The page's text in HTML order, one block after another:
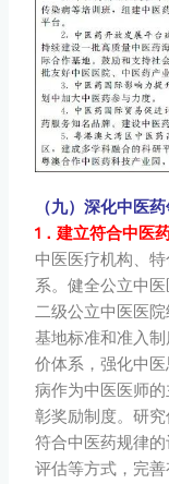
（九）深化中医药
1．建立符合中医
中医医疗机构、
系。健全公立中
二级公立中医医
基地标准和准入
价体系，强化中
病作为中医医师
彰奖励制度。研
符合中医药规律
评估等方式，完善